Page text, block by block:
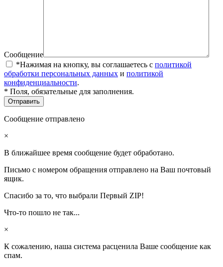
Сообщение
*Нажимая на кнопку, вы соглашаетесь с политикой
обработки персональных данных и политикой
конфиденциальности.
* Поля, обязательные для заполнения.
Сообщение отправлено
×
В ближайшее время сообщение будет обработано.
Письмо с номером обращения отправлено на Ваш почтовый
ящик.
Спасибо за то, что выбрали Первый ZIP!
Что-то пошло не так...
×
К сожалению, наша система расценила Ваше сообщение как
спам.